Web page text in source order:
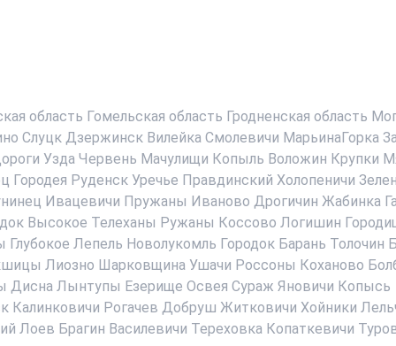
область Гомельская область Гродненская область
Слуцк Дзержинск Вилейка Смолевичи МарьинаГорка
Узда Червень Мачулищи Копыль Воложин Крупки
Городея Руденск Уречье Правдинский Холопеничи
Ивацевичи Пружаны Иваново Дрогичин Жабинка
Высокое Телеханы Ружаны Коссово Логишин
Глубокое Лепель Новолукомль Городок Барань Толочин
Лиозно Шарковщина Ушачи Россоны Коханово
Дисна Лынтупы Езерище Освея Сураж Яновичи Копысь
Калинковичи Рогачев Добруш Житковичи Хойники
Лоев Брагин Василевичи Тереховка Копаткевичи